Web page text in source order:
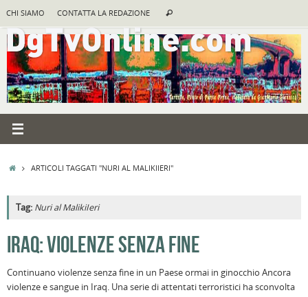
contenuto
CHI SIAMO CONTATTA LA REDAZIONE Cerca
HOMEARTICOLI TAGGATI "NURI AL MALIKIIERI"
Tag: Nuri al MalikiIeri
IRAQ: VIOLENZE SENZA FINE
Continuano violenze senza fine in un Paese ormai in ginocchio Ancora
violenze e sangue in Iraq. Una serie di attentati terroristici ha sconvolta